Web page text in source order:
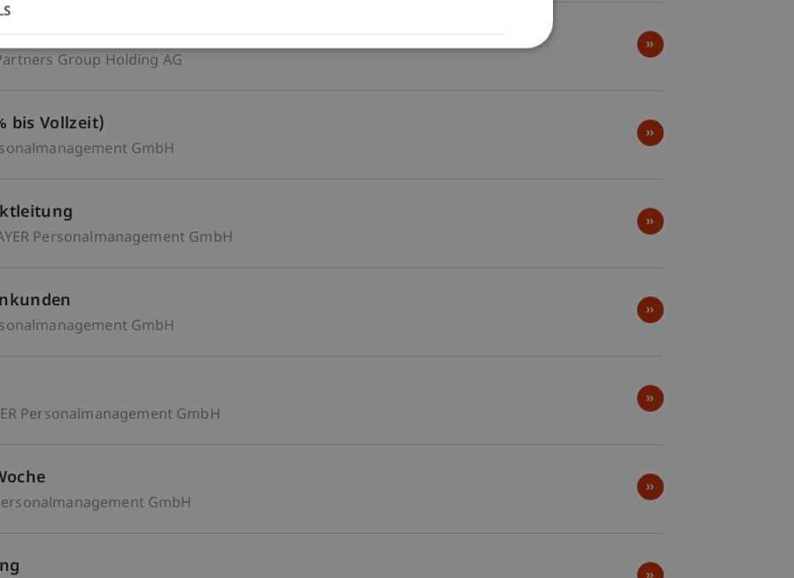
Implementation Finance (60-80%)
Group Holding AG
bis Vollzeit)
GmbH
Personalmanagement GmbH
GmbH
Personalmanagement GmbH
GmbH